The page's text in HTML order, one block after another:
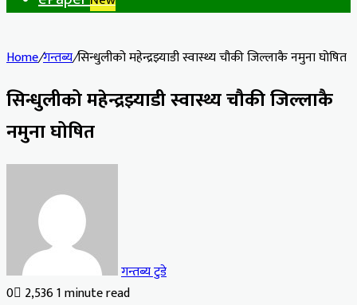
Home/गन्तब्य/सिन्धुलीको महेन्द्रझ्याडी स्वास्थ्य चौकी जिल्लाकै नमुना घोषित
सिन्धुलीको महेन्द्रझ्याडी स्वास्थ्य चौकी जिल्लाकै
नमुना घोषित
गन्तब्य टुडे
0 2,5361 minute read